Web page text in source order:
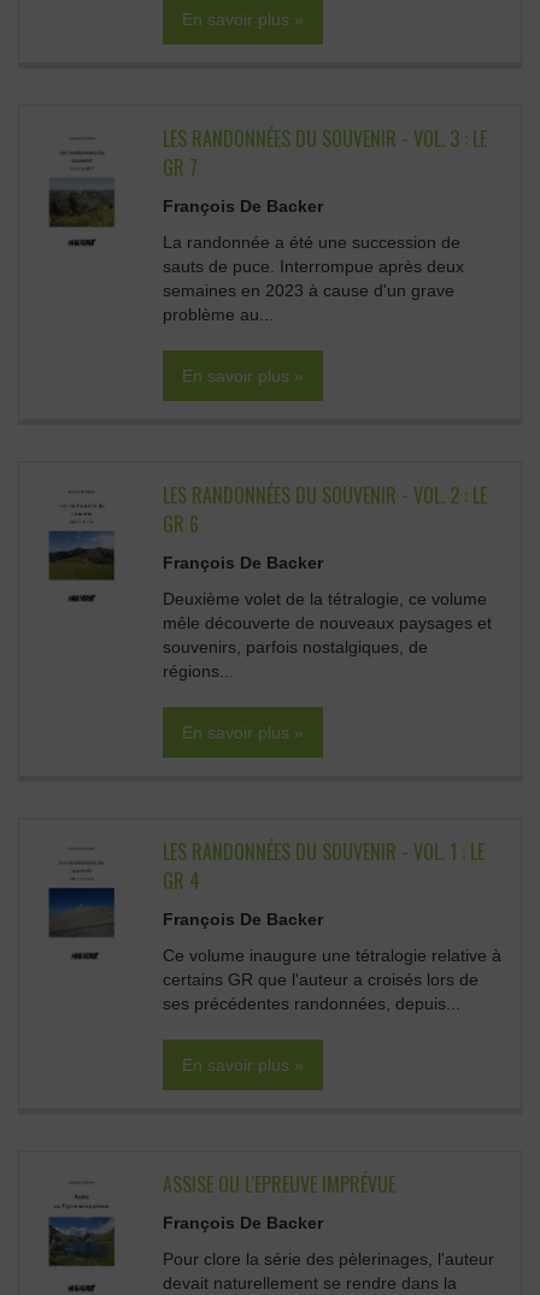
En savoir plus »
LES RANDONNÉES DU SOUVENIR - VOL. 3 : LE
GR 7
François De Backer
La randonnée a été une succession de
sauts de puce. Interrompue après deux
semaines en 2023 à cause d'un grave
problème au...
En savoir plus »
LES RANDONNÉES DU SOUVENIR - VOL. 2 : LE
GR 6
François De Backer
Deuxième volet de la tétralogie, ce volume
mêle découverte de nouveaux paysages et
souvenirs, parfois nostalgiques, de
régions...
En savoir plus »
LES RANDONNÉES DU SOUVENIR - VOL. 1 : LE
GR 4
François De Backer
Ce volume inaugure une tétralogie relative à
certains GR que l'auteur a croisés lors de
ses précédentes randonnées, depuis...
En savoir plus »
ASSISE OU L'EPREUVE IMPRÉVUE
François De Backer
Pour clore la série des pèlerinages, l'auteur
devait naturellement se rendre dans la